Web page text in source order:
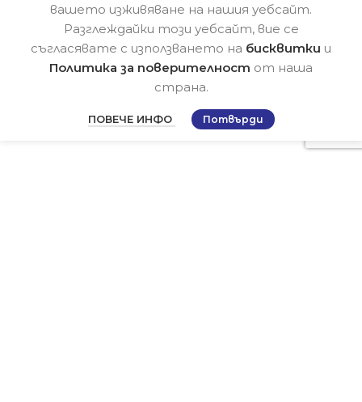
вашето изживяване на нашия уебсайт.
Разглеждайки този уебсайт, вие се
съгласявате с използването на бисквитки и
Политика за поверителност от наша
страна.
ПОВЕЧЕ ИНФО Потвърди